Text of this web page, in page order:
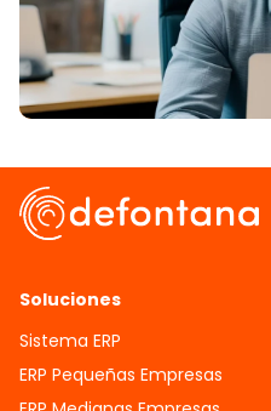
Soluciones
Sistema ERP
ERP Pequeñas Empresas